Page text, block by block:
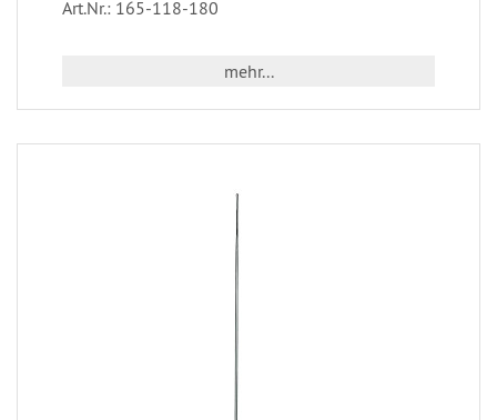
Art.Nr.: 165-118-180
mehr...